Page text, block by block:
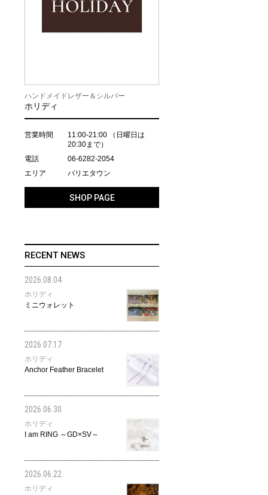
ハンドメイドレザー＆シルバー
ホリディ
営業時間 11:00-21:00
（日曜日は
20:30まで）
電話
06-6282-2054
エリア
バリエタウン
SHOP PAGE
RECENT NEWS
2026.08.04
ホリディ
ミニウォレット
2026.07.17
ホリディ
Anchor Feather Bracelet
2026.06.30
ホリディ
I am RING ～GD×SV～
2026.06.22
ホリディ